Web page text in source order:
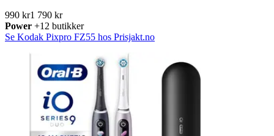
990 kr1 790 kr
Power +12 butikker
Se Kodak Pixpro FZ55 hos Prisjakt.no